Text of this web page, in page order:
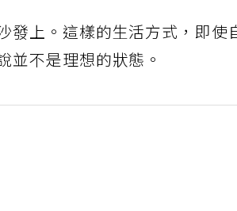
發上。這樣的生活方式，即使
並不是理想的狀態。